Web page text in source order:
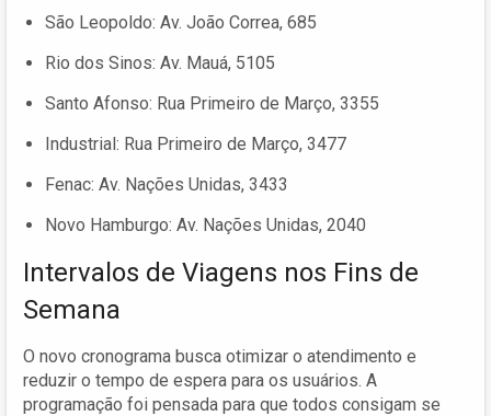
São Leopoldo: Av. João Correa, 685
Rio dos Sinos: Av. Mauá, 5105
Santo Afonso: Rua Primeiro de Março, 3355
Industrial: Rua Primeiro de Março, 3477
Fenac: Av. Nações Unidas, 3433
Novo Hamburgo: Av. Nações Unidas, 2040
Intervalos de Viagens nos Fins de
Semana
O novo cronograma busca otimizar o atendimento e
reduzir o tempo de espera para os usuários. A
programação foi pensada para que todos consigam se